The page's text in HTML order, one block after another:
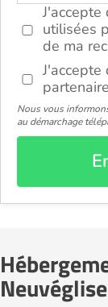
utilisées
de ma
J'accepte
Nous vous
au démarchage